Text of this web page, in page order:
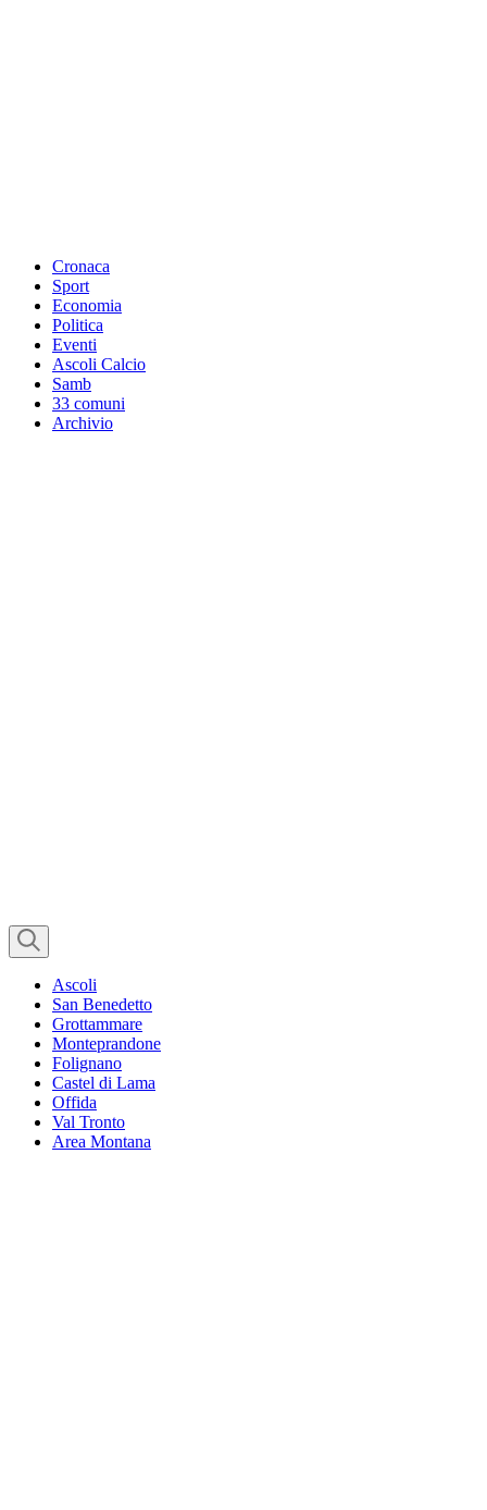
Cronaca
Sport
Economia
Politica
Eventi
Ascoli Calcio
Samb
33 comuni
Archivio
Ascoli
San Benedetto
Grottammare
Monteprandone
Folignano
Castel di Lama
Offida
Val Tronto
Area Montana